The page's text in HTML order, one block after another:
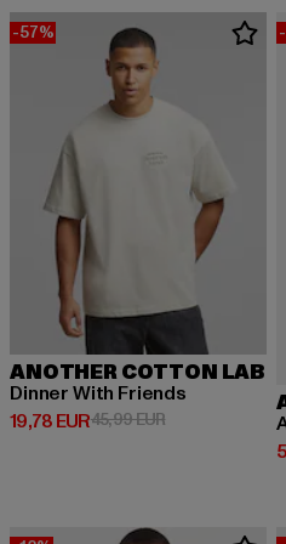
-57%
ANOTHER COTTON LAB
Dinner With Friends
19,78 EUR
Derzeitiger Preis: 19,78 EUR
45,99 EURAktionspreis: